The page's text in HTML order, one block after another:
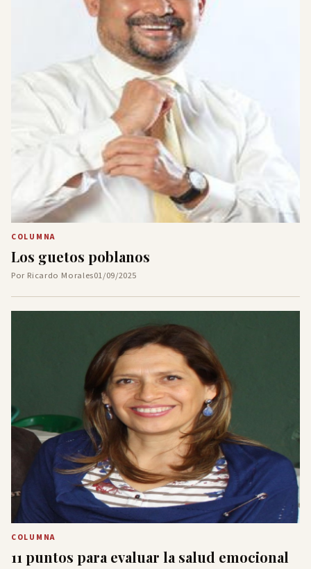
COLUMNA
Los guetos poblanos
Por Ricardo Morales01/09/2025
COLUMNA
11 puntos para evaluar la salud emocional